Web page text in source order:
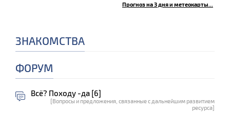
Прогноз на 3 дня и метеокарты...
ЗНАКОМСТВА
ФОРУМ
Всё? Походу -да [6]
[Вопросы и предложения, связанные с дальнейшим развитием
ресурса]